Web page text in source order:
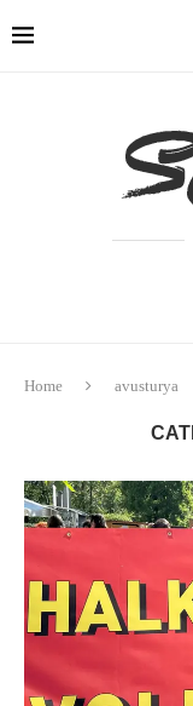
Home avusturya